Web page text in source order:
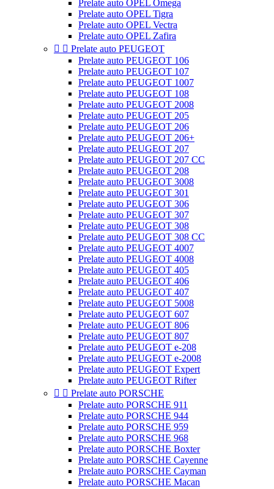
Prelate auto OPEL Omega
Prelate auto OPEL Tigra
Prelate auto OPEL Vectra
Prelate auto OPEL Zafira
  Prelate auto PEUGEOT
Prelate auto PEUGEOT 106
Prelate auto PEUGEOT 107
Prelate auto PEUGEOT 1007
Prelate auto PEUGEOT 108
Prelate auto PEUGEOT 2008
Prelate auto PEUGEOT 205
Prelate auto PEUGEOT 206
Prelate auto PEUGEOT 206+
Prelate auto PEUGEOT 207
Prelate auto PEUGEOT 207 CC
Prelate auto PEUGEOT 208
Prelate auto PEUGEOT 3008
Prelate auto PEUGEOT 301
Prelate auto PEUGEOT 306
Prelate auto PEUGEOT 307
Prelate auto PEUGEOT 308
Prelate auto PEUGEOT 308 CC
Prelate auto PEUGEOT 4007
Prelate auto PEUGEOT 4008
Prelate auto PEUGEOT 405
Prelate auto PEUGEOT 406
Prelate auto PEUGEOT 407
Prelate auto PEUGEOT 5008
Prelate auto PEUGEOT 607
Prelate auto PEUGEOT 806
Prelate auto PEUGEOT 807
Prelate auto PEUGEOT e-208
Prelate auto PEUGEOT e-2008
Prelate auto PEUGEOT Expert
Prelate auto PEUGEOT Rifter
  Prelate auto PORSCHE
Prelate auto PORSCHE 911
Prelate auto PORSCHE 944
Prelate auto PORSCHE 959
Prelate auto PORSCHE 968
Prelate auto PORSCHE Boxter
Prelate auto PORSCHE Cayenne
Prelate auto PORSCHE Cayman
Prelate auto PORSCHE Macan